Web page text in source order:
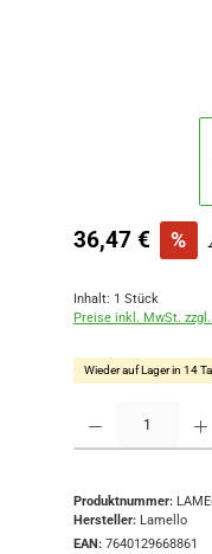
Verkaufspreis:
36,47 € %
Inhalt: 1 Stück
Preise inkl. MwSt.
Wieder auf Lager in 14
Produktnummer:
Hersteller: Lamello
EAN: 7640129668861